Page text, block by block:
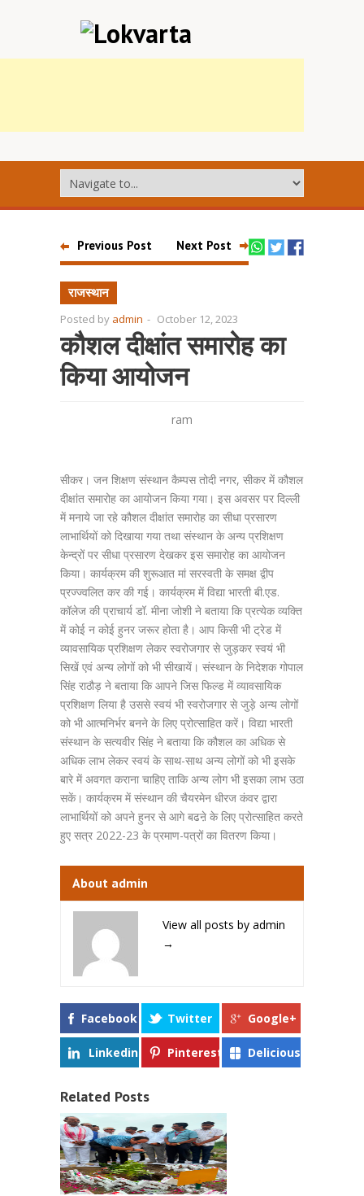
Previous Post Next Post
राजस्थान
Posted by admin - October 12, 2023
कौशल दीक्षांत समारोह का
किया आयोजन
ram
सीकर। जन शिक्षण संस्थान कैम्पस तोदी नगर, सीकर में कौशल
दीक्षांत समारोह का आयोजन किया गया। इस अवसर पर दिल्ली
में मनाये जा रहे कौशल दीक्षांत समारोह का सीधा प्रसारण
लाभार्थियों को दिखाया गया तथा संस्थान के अन्य प्रशिक्षण
केन्द्रों पर सीधा प्रसारण देखकर इस समारोह का आयोजन
किया। कार्यक्रम की शुरूआत मां सरस्वती के समक्ष द्वीप
प्रज्ज्वलित कर की गई। कार्यक्रम में विद्या भारती बी.एड.
कॉलेज की प्राचार्य डॉ. मीना जोशी ने बताया कि प्रत्येक व्यक्ति
में कोई न कोई हुनर जरूर होता है। आप किसी भी ट्रेड में
व्यावसायिक प्रशिक्षण लेकर स्वरोजगार से जुड़कर स्वयं भी
सिखें एवं अन्य लोगों को भी सीखायें। संस्थान के निदेशक गोपाल
सिंह राठौड़ ने बताया कि आपने जिस फिल्ड में व्यावसायिक
प्रशिक्षण लिया है उससे स्वयं भी स्वरोजगार से जुड़े अन्य लोगों
को भी आत्मनिर्भर बनने के लिए प्रोत्साहित करें। विद्या भारती
संस्थान के सत्यवीर सिंह ने बताया कि कौशल का अधिक से
अधिक लाभ लेकर स्वयं के साथ-साथ अन्य लोगों को भी इसके
बारे में अवगत कराना चाहिए ताकि अन्य लोग भी इसका लाभ उठा
सकें। कार्यक्रम में संस्थान की चैयरमेन धीरज कंवर द्वारा
लाभार्थियों को अपने हुनर से आगे बढऩे के लिए प्रोत्साहित करते
हुए सत्र 2022-23 के प्रमाण-पत्रों का वितरण किया।
About admin
View all posts by admin
→
Facebook Twitter Google+
Linkedin Pinterest Delicious
Related Posts